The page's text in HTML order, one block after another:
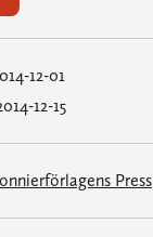
12-01
12-15
Press